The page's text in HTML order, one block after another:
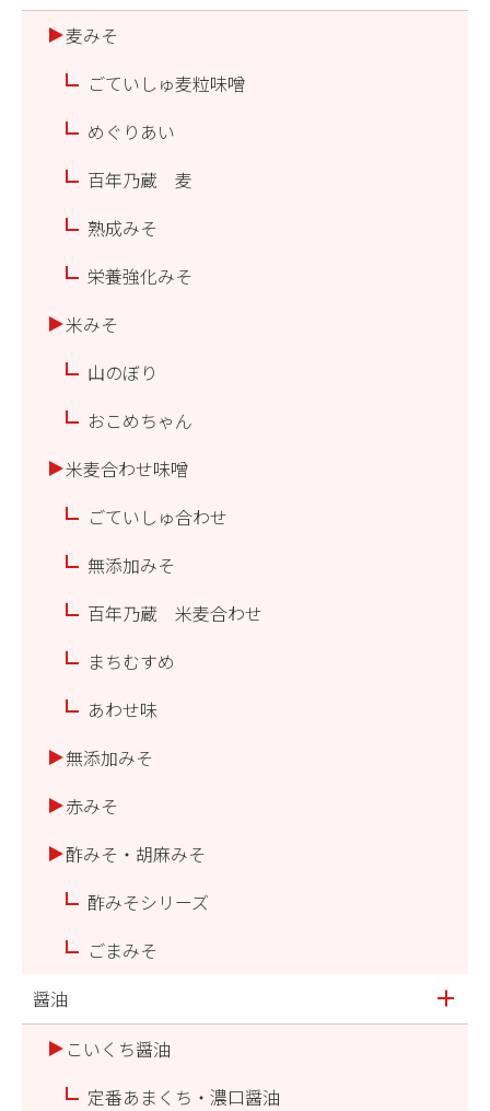
麦みそ
ごていしゅ麦粒味噌
めぐりあい
百年乃蔵 麦
熟成みそ
栄養強化みそ
米みそ
山のぼり
おこめちゃん
米麦合わせ味噌
ごていしゅ合わせ
無添加みそ
百年乃蔵 米麦合わせ
まちむすめ
あわせ味
無添加みそ
赤みそ
酢みそ・胡麻みそ
酢みそシリーズ
ごまみそ
醤油
こいくち醤油
定番あまくち・濃口醤油